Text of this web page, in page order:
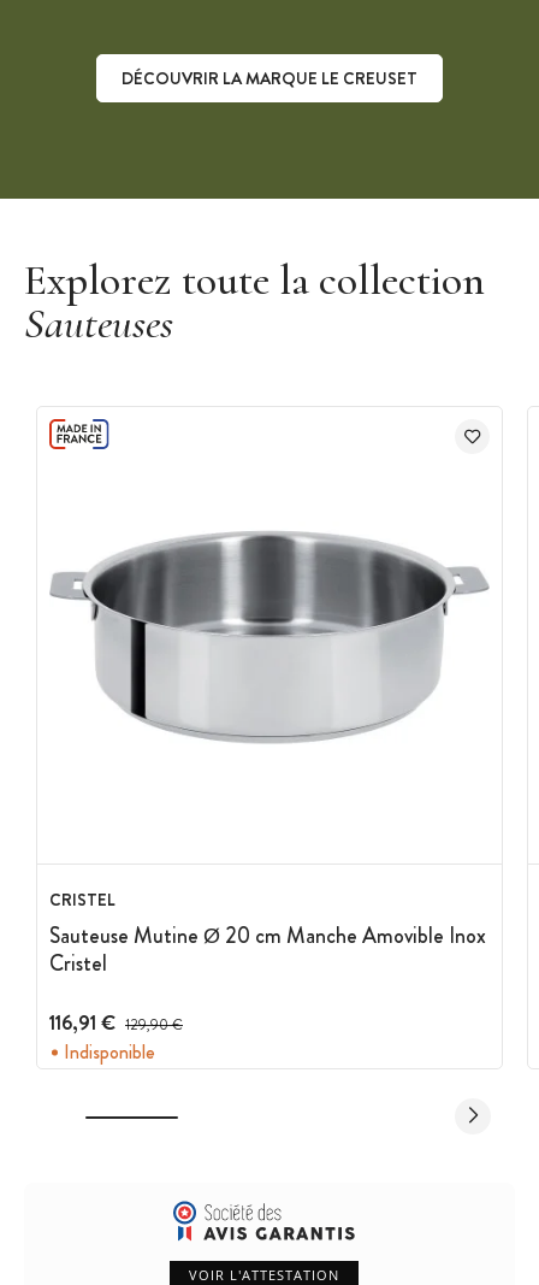
DÉCOUVRIR LA MARQUE LE CREUSET
Explorez toute la collection
Sauteuses
CRISTEL
Sauteuse Mutine Ø 20 cm Manche Amovible Inox
Cristel
116,91 € Prix avant réduction :
129,90 €
Indisponible
VOIR L'ATTESTATION